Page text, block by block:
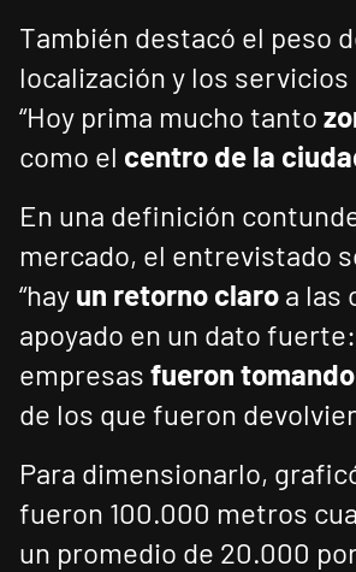
También destacó el peso
localización y los
“Hoy prima mucho tanto
como el centro de la
En una definición
mercado, el entrevistado
“hay un retorno claro a las
apoyado en un dato fuerte:
empresas fueron
de los que fueron
Para dimensionarlo,
fueron 100.000 metros
un promedio de 20.000